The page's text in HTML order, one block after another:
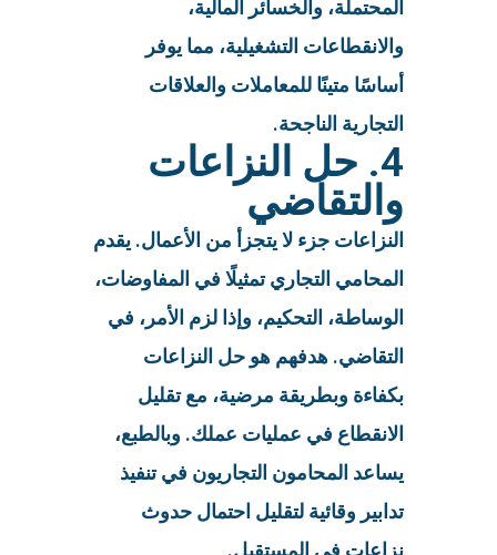
المحتملة، والخسائر المالية،
والانقطاعات التشغيلية، مما يوفر
أساسًا متينًا للمعاملات والعلاقات
التجارية الناجحة.
4. حل النزاعات
والتقاضي
النزاعات جزء لا يتجزأ من الأعمال. يقدم
المحامي التجاري تمثيلًا في المفاوضات،
الوساطة، التحكيم، وإذا لزم الأمر، في
التقاضي. هدفهم هو حل النزاعات
بكفاءة وبطريقة مرضية، مع تقليل
الانقطاع في عمليات عملك. وبالطبع،
يساعد المحامون التجاريون في تنفيذ
تدابير وقائية لتقليل احتمال حدوث
نزاعات في المستقبل.